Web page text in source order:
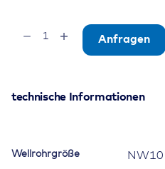
Befestigungsschelle
Befestigungsloch
Menge
Anfragen
technische Informationen
Wellrohrgröße NW10